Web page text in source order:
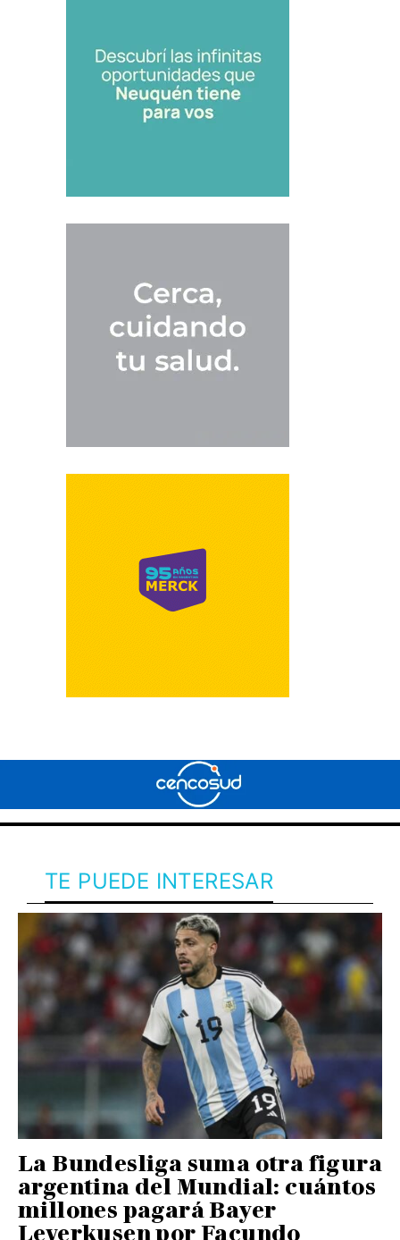
TE PUEDE INTERESAR
La Bundesliga suma otra figura
argentina del Mundial: cuántos
millones pagará Bayer
Leverkusen por Facundo